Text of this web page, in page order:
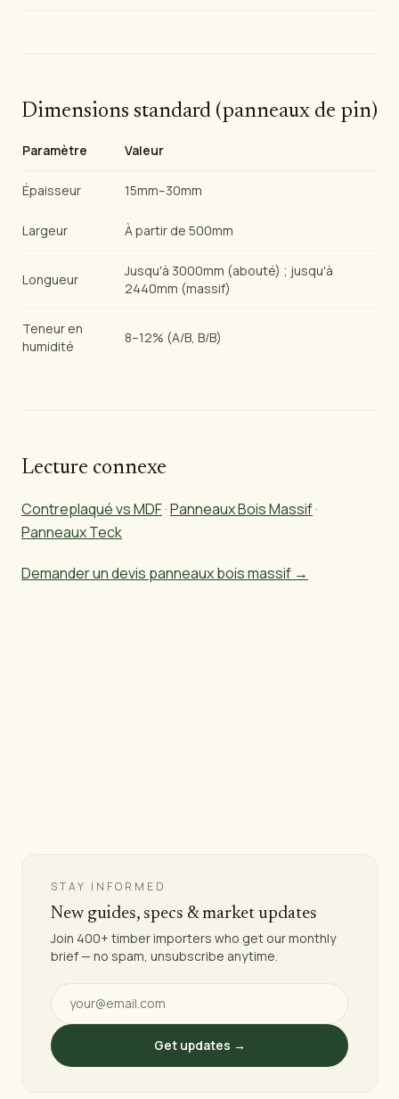
Dimensions standard (panneaux de pin)
Paramètre Valeur
Épaisseur 15mm–30mm
Largeur À partir de 500mm
Longueur
Jusqu'à 3000mm (abouté) ; jusqu'à
2440mm (massif)
Teneur en
humidité
8–12% (A/B, B/B)
Lecture connexe
Contreplaqué vs MDF·Panneaux Bois Massif·
Panneaux Teck
Demander un devis panneaux bois massif →
STAY INFORMED
New guides, specs & market updates
Join 400+ timber importers who get our monthly
brief — no spam, unsubscribe anytime.
Get updates →